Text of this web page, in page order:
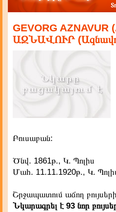
GEVORG
ԱԶՆԱՎՈՒՐ
Բուսաբան:
Ծնվ. 1861թ., Կ. Պոլիս
Մահ. 11.11.1920թ., Կ.
Շրջապատում աճող
Նկարագրել է 93 նոր